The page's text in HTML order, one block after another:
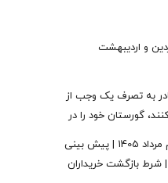
و اردیبهشت
به تصرف یک وجب از
گورستان خود را در
بازدهی منفی طلا و سکه در هفته دوم مرداد 1405 | پیش بینی
| شرط بازگشت خریداران